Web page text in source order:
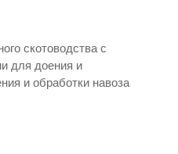
скотоводства с
для доения и
и обработки навоза